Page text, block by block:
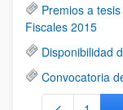
Premios a
Fiscales 2015
Disponibilidad
Convocatoria